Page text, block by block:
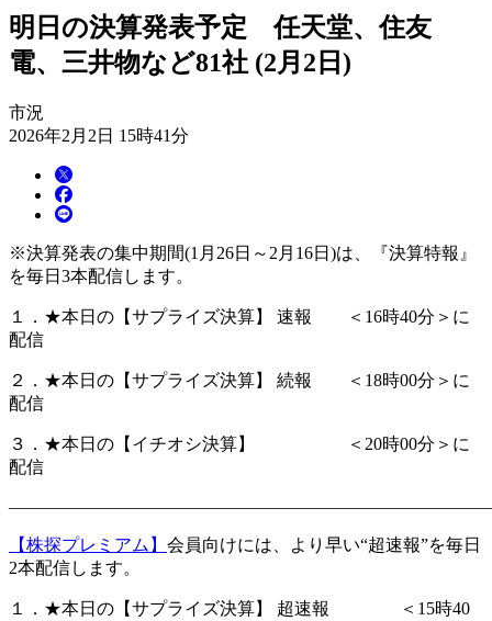
明日の決算発表予定 任天堂、住友
電、三井物など81社 (2月2日)
市況
2026年2月2日 15時41分
※決算発表の集中期間(1月26日～2月16日)は、『決算特報』
を毎日3本配信します。
１．★本日の【サプライズ決算】 速報 ＜16時40分＞に
配信
２．★本日の【サプライズ決算】 続報 ＜18時00分＞に
配信
３．★本日の【イチオシ決算】 ＜20時00分＞に
配信
【株探プレミアム】 会員向けには、より早い“超速報”を毎日
2本配信します。
１．★本日の【サプライズ決算】 超速報 ＜15時40